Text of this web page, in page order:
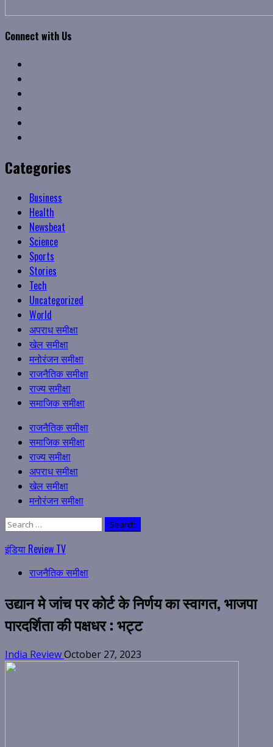
Connect with Us
Categories
Business
Health
Newsbeat
Science
Sports
Stories
Tech
Uncategorized
World
अपराध समीक्षा
खेल समीक्षा
मनोरंजन समीक्षा
राजनैतिक समीक्षा
राज्य समीक्षा
समाजिक समीक्षा
Primary
Menu
राजनैतिक समीक्षा
समाजिक समीक्षा
राज्य समीक्षा
अपराध समीक्षा
खेल समीक्षा
मनोरंजन समीक्षा
Search
इंडिया Review TV
राजनैतिक समीक्षा
उद्यान मे जांच पर कोर्ट के निर्णय का स्वागत, भाजपा
पारदर्शिता की पक्षधर : भट्ट
India ReviewOctober 27, 2023